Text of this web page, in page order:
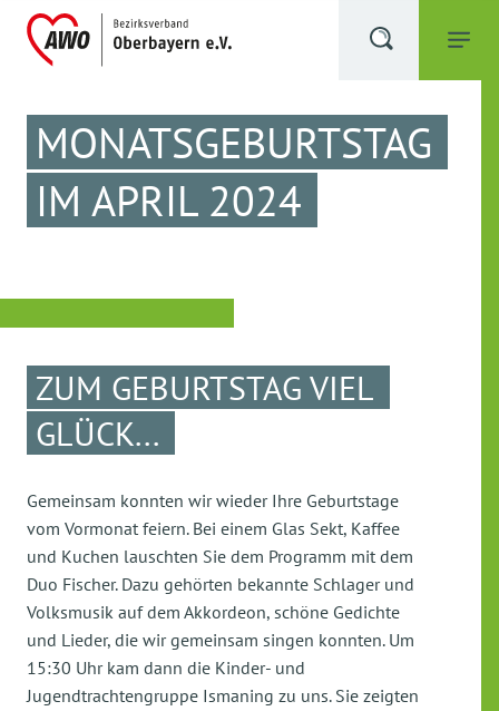
MONATSGEBURTSTAG
IM APRIL 2024
ZUM GEBURTSTAG VIEL
GLÜCK...
Gemeinsam konnten wir wieder Ihre Geburtstage
vom Vormonat feiern. Bei einem Glas Sekt, Kaffee
und Kuchen lauschten Sie dem Programm mit dem
Duo Fischer. Dazu gehörten bekannte Schlager und
Volksmusik auf dem Akkordeon, schöne Gedichte
und Lieder, die wir gemeinsam singen konnten. Um
15:30 Uhr kam dann die Kinder- und
Jugendtrachtengruppe Ismaning zu uns. Sie zeigten